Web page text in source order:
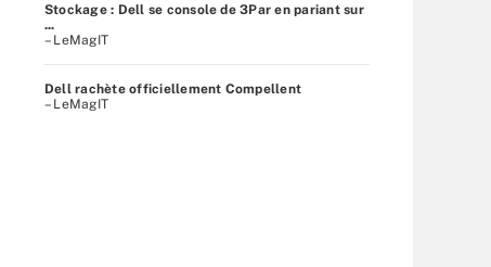
Stockage : Dell se console de 3Par en pariant sur
...
– LeMagIT
Dell rachète officiellement Compellent
– LeMagIT